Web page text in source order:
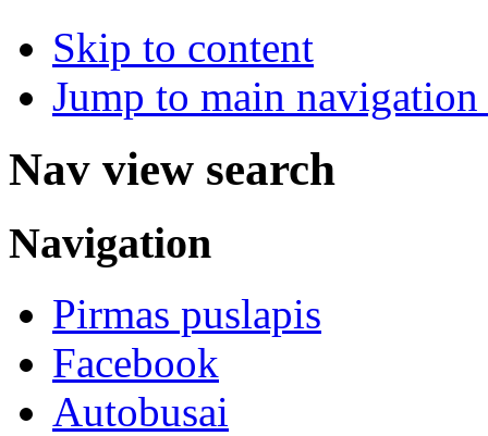
Skip to content
Jump to main
Nav view search
Navigation
Pirmas puslapis
Facebook
Autobusai